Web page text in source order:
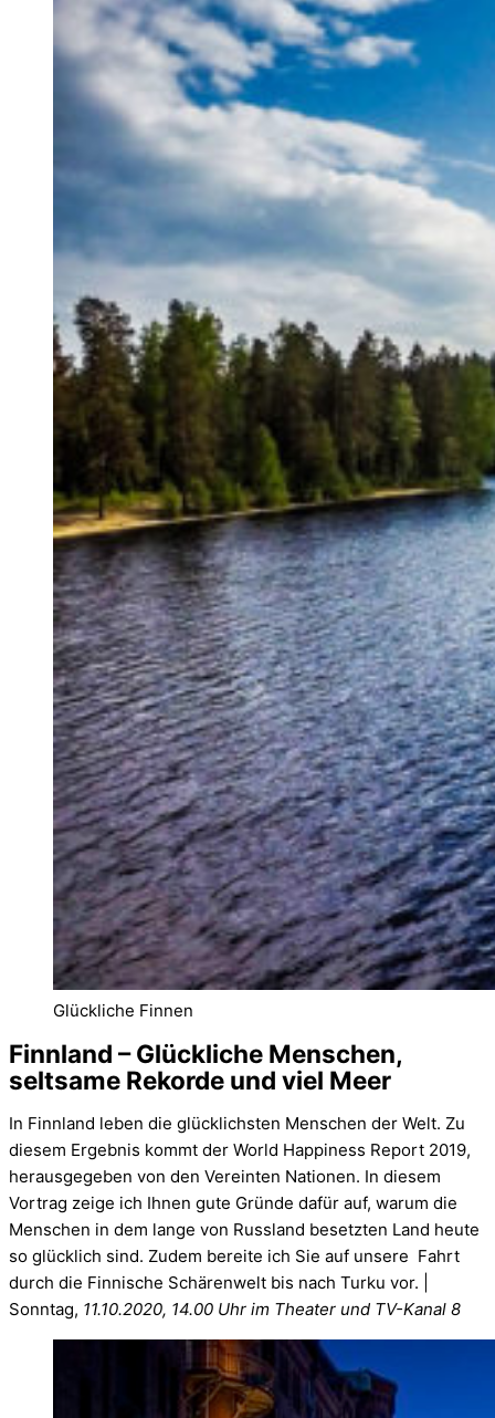
Glückliche Finnen
Finnland – Glückliche Menschen,
seltsame Rekorde und viel Meer
In Finnland leben die glücklichsten Menschen der Welt. Zu
diesem Ergebnis kommt der World Happiness Report 2019,
herausgegeben von den Vereinten Nationen. In diesem
Vortrag zeige ich Ihnen gute Gründe dafür auf, warum die
Menschen in dem lange von Russland besetzten Land heute
so glücklich sind. Zudem bereite ich Sie auf unsere Fahrt
durch die Finnische Schärenwelt bis nach Turku vor. |
Sonntag, 11.10.2020, 14.00 Uhr im Theater und TV-Kanal 8